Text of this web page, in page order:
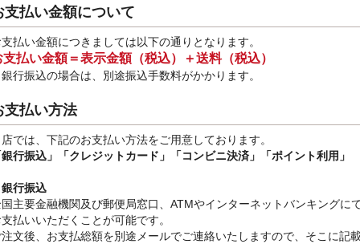
支払い金額について
払い金額につきましては以下の通りとなります。
支払い金額＝表示金額（税込）＋送料（税込）
行振込の場合は、別途振込手数料がかかります。
支払い方法
では、下記のお支払い方法をご用意しております。
行振込」
「クレジットカード」「コンビニ決済」「ポイント利用」
行振込
主要金融機関及び郵便局窓口、ATMやインターネットバンキングに
払いいただくことが可能です。
文後、お支払総額を別途メールでご連絡いたしますので、そこに記